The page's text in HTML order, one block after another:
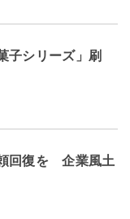
子シリーズ」刷
回復を 企業風土